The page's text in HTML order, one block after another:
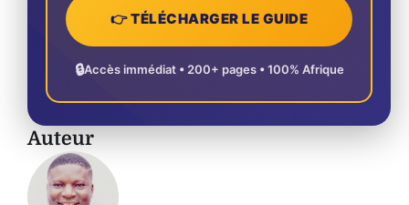
👉 TÉLÉCHARGER LE GUIDE
🔒Accès immédiat • 200+ pages • 100% Afrique
Auteur